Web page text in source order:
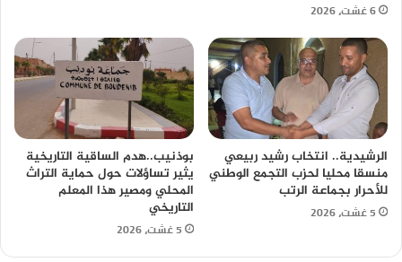
6 غشت، 2026
الرشيدية.. انتخاب رشيد ربيعي
منسقا محليا لحزب التجمع الوطني
للأحرار بجماعة الرتب
5 غشت، 2026
بوذنيب..هدم الساقية التاريخية
يثير تساؤلات حول حماية التراث
المحلي ومصير هذا المعلم
التاريخي
5 غشت، 2026